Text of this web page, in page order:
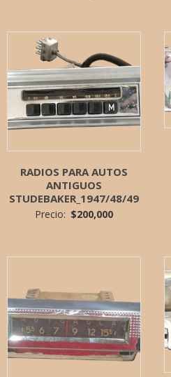
RADIOS PARA AUTOS
ANTIGUOS
STUDEBAKER_1947/48/49
Precio: $200,000